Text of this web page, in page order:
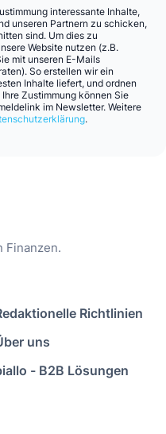
interessante Inhalte,
unseren Partnern zu schicken,
sind. Um dies zu
Website nutzen (z.B.
mit unseren E-Mails
So erstellen wir ein
Inhalte liefert, und ordnen
Zustimmung können Sie
im Newsletter. Weitere
.
Finanzen.
Richtlinien
uns
- B2B Lösungen